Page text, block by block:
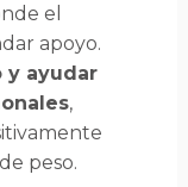
el
apoyo.
y ayudar
,
peso.